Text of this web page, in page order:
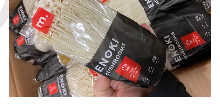
Nederlands
English
Nederlands
Deutsch
Français
+31 174 245 543
sales@mitrofresh.com